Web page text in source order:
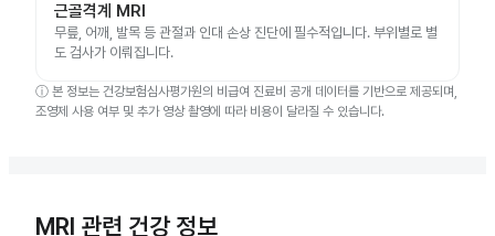
근골격계 MRI
무릎, 어깨, 발목 등 관절과 인대 손상 진단에 필수적입니다. 부위별로 별
도 검사가 이뤄집니다.
ⓘ 본 정보는 건강보험심사평가원의 비급여 진료비 공개 데이터를 기반으로 제공되며,
조영제 사용 여부 및 추가 영상 촬영에 따라 비용이 달라질 수 있습니다.
MRI 관련 건강 정보